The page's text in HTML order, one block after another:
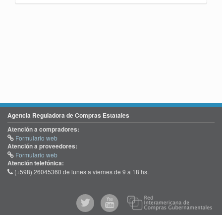
Agencia Reguladora de Compras Estatales
Atención a compradores:
Formulario web
Atención a proveedores:
Formulario web
Atención telefónica:
(+598) 26045360 de lunes a viernes de 9 a 18 hs.
@comprasgubuy
ACCE